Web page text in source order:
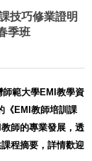
技巧修業證明
季班
師範大學EMI教學資
《EMI教師培訓課
師的專業發展， 透
程摘要，詳情歡迎